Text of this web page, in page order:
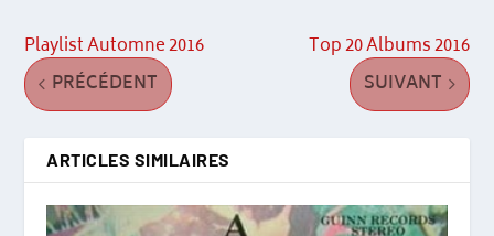
Playlist Automne 2016
PRÉCÉDENT
Top 20 Albums 2016
SUIVANT
ARTICLES SIMILAIRES